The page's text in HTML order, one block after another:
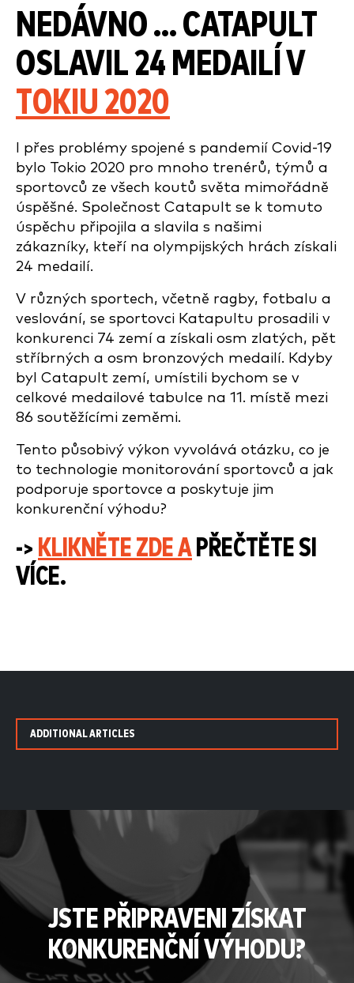
NEDÁVNO ... CATAPULT
OSLAVIL 24 MEDAILÍ V
TOKIU 2020
I přes problémy spojené s pandemií Covid-19
bylo Tokio 2020 pro mnoho trenérů, týmů a
sportovců ze všech koutů světa mimořádně
úspěšné. Společnost Catapult se k tomuto
úspěchu připojila a slavila s našimi
zákazníky, kteří na olympijských hrách získali
24 medailí.
V různých sportech, včetně ragby, fotbalu a
veslování, se sportovci Katapultu prosadili v
konkurenci 74 zemí a získali osm zlatých, pět
stříbrných a osm bronzových medailí. Kdyby
byl Catapult zemí, umístili bychom se v
celkové medailové tabulce na 11. místě mezi
86 soutěžícími zeměmi.
Tento působivý výkon vyvolává otázku, co je
to technologie monitorování sportovců a jak
podporuje sportovce a poskytuje jim
konkurenční výhodu?
-> KLIKNĚTE ZDE A PŘEČTĚTE SI
VÍCE.
ADDITIONAL ARTICLES
JSTE PŘIPRAVENI ZÍSKAT
KONKURENČNÍ VÝHODU?